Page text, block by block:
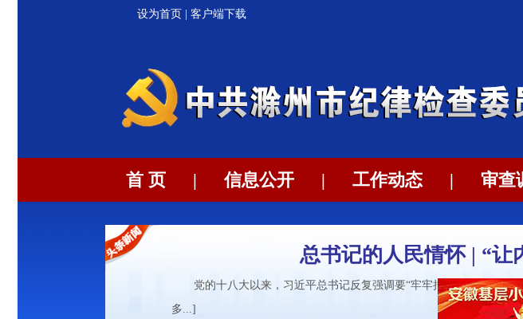
设为首页 客户端下载
首 页 | 信息公开 | 工作动态 | 审查
总书记的人民情怀 | “让
党的十八大以来，习近平总书记反复强调要“牢牢把握扩大内需这
多...]